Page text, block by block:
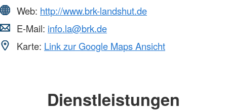
Web: http://www.brk-landshut.de
E-Mail: info.la@brk.de
Karte: Link zur Google Maps Ansicht
Dienstleistungen